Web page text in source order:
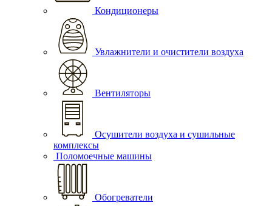
Кондиционеры
Увлажнители и очистители воздуха
Вентиляторы
Осушители воздуха и сушильные
комплексы
Поломоечные машины
Обогреватели